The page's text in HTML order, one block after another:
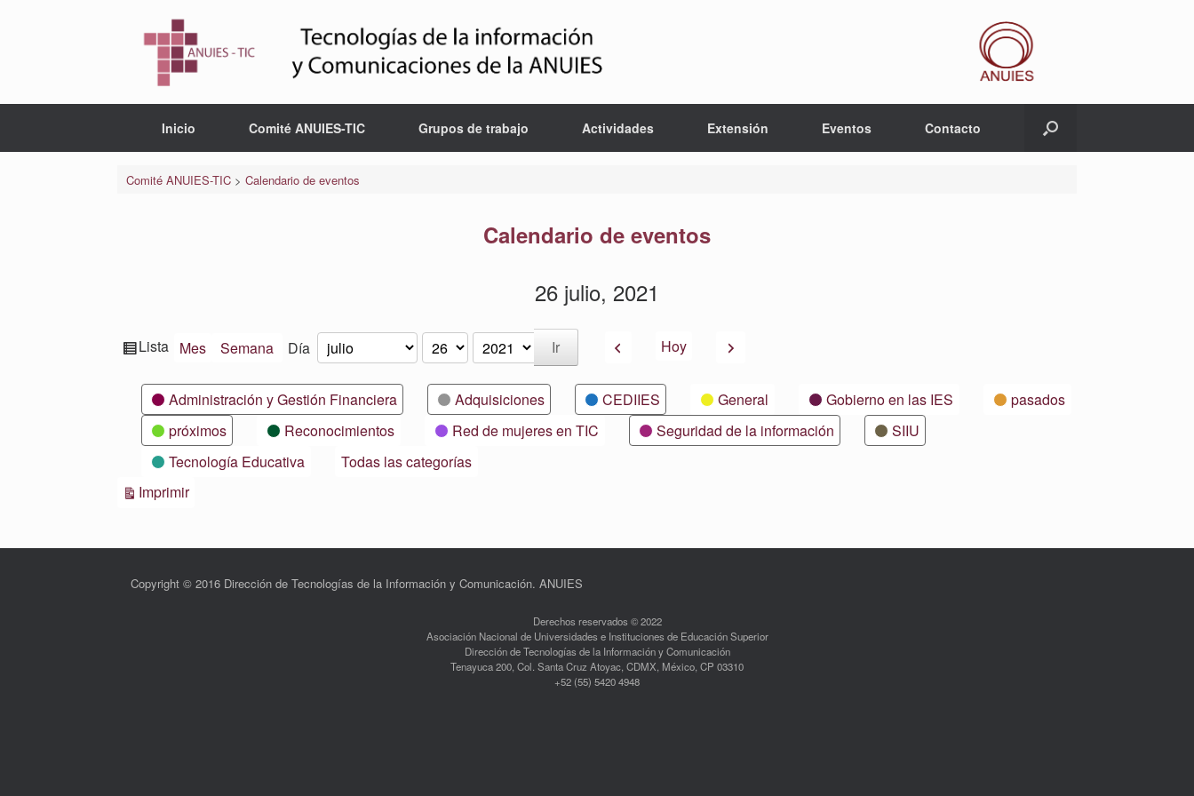
Inicio Comité ANUIES-TIC Grupos de trabajo Actividades Extensión Eventos Contacto
Comité ANUIES-TIC> Calendario de eventos
Calendario de eventos
26 julio, 2021
Ver
Lista Mes Semana Día Mes
Día
Año AnteriorHoy Siguiente
CategoríasAdministración y Gestión Financiera Adquisiciones CEDIIES General Gobierno en las IES
pasados
próximos
Reconocimientos Red de mujeres en TIC Seguridad de la información
SIIU
Tecnología Educativa
Todas las categorías
ImprimirVistas
Copyright © 2016 Dirección de Tecnologías de la Información y Comunicación. ANUIES
Derechos reservados © 2022
Asociación Nacional de Universidades e Instituciones de Educación Superior
Dirección de Tecnologías de la Información y Comunicación
Tenayuca 200, Col. Santa Cruz Atoyac, CDMX, México, CP 03310
+52 (55) 5420 4948